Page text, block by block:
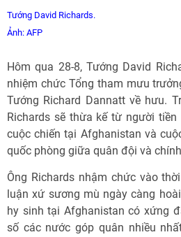
Tướng David Richards.
Ảnh: AFP
Hôm qua 28-8, Tướng David
nhiệm chức Tổng tham mưu
Tướng Richard Dannatt về hưu.
Richards sẽ thừa kế từ người
cuộc chiến tại Afghanistan và
quốc phòng giữa quân đội và
Ông Richards nhậm chức vào
luận xứ sương mù ngày càng
hy sinh tại Afghanistan có xứng
số các nước góp quân nhiều